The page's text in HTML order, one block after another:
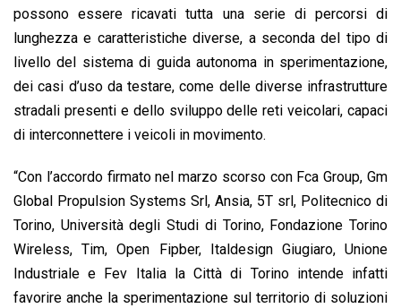
possono essere ricavati tutta una serie di percorsi di
lunghezza e caratteristiche diverse, a seconda del tipo di
livello del sistema di guida autonoma in sperimentazione,
dei casi d’uso da testare, come delle diverse infrastrutture
stradali presenti e dello sviluppo delle reti veicolari, capaci
di interconnettere i veicoli in movimento.
“Con l’accordo firmato nel marzo scorso con Fca Group, Gm
Global Propulsion Systems Srl, Ansia, 5T srl, Politecnico di
Torino, Università degli Studi di Torino, Fondazione Torino
Wireless, Tim, Open Fipber, Italdesign Giugiaro, Unione
Industriale e Fev Italia la Città di Torino intende infatti
favorire anche la sperimentazione sul territorio di soluzioni